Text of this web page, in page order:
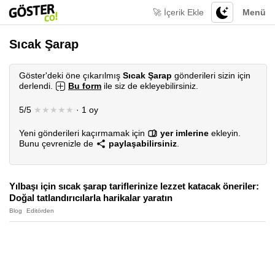
Menü
🚀 İçerik Ekle
Sıcak Şarap
Göster'deki öne çıkarılmış Sıcak Şarap gönderileri sizin için
derlendi.
Bu form ile siz de ekleyebilirsiniz.
5/5 ★★★★★ · 1 oy
Yeni gönderileri kaçırmamak için yer imlerine ekleyin.
Bunu çevrenizle de
paylaşabilirsiniz
Yılbaşı için sıcak şarap tariflerinize lezzet katacak öneriler:
Doğal tatlandırıcılarla harikalar yaratın
Blog Editörden